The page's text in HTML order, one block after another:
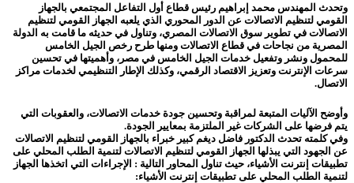
وتحدث المهندس محمد إبراهيم رئيس قطاع أول التفاعل المجتمعي بالجهاز
القومي لتنظيم الاتصالات عن الدور المحوري الذي يلعبه الجهاز القومي لتنظيم
الاتصالات في تطوير سوق الاتصالات المصري، وتناول في حديثه ما قامت به الدولة
المصرية من نجاحات في قطاع الاتصالات ومنها طرح رخص الجيل الخامس
للمحمول ونشر وتفعيل خدمات الجيل الخامس في مصر، وأهميتها في تحسين
سرعات الإنترنت وتعزيز الاقتصاد الرقمي، وكذلك الإطار التنظيمي لخدمات مراكز
الاتصال.
وأوضح الآليات المتبعة لمراقبة وتحسين جودة خدمات الاتصالات، والعقوبات التي
يتم فرضها على الشركات غير الملتزمة بمعايير الجودة.
وفي كلمته تحدث الدكتور فاضل ديغم كبير خبراء بالجهاز القومي لتنظيم الاتصالات
عن الجهود التي يبذلها الجهاز القومي لتنظيم الاتصالات لتنمية الطلب المحلي على
تطبيقات إنترنت الأشياء، حيث تناول المحاور التالية : الإجراءات التي اتخذها الجهاز
لتنمية الطلب المحلي على تطبيقات إنترنت الأشياء: